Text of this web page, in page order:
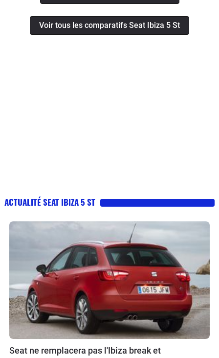
Voir tous les comparatifs Seat Ibiza 5 St
ACTUALITÉ SEAT IBIZA 5 ST
Seat ne remplacera pas l'Ibiza break et